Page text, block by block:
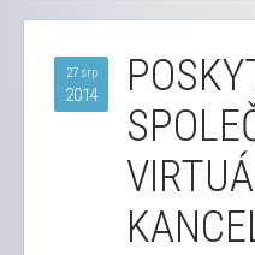
27 srp
2014